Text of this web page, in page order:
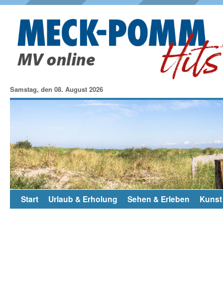
Samstag, den 08. August 2026
Start Urlaub & Erholung Sehen & Erleben